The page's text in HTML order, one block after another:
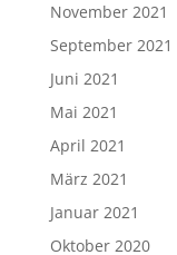
November 2021
September 2021
Juni 2021
Mai 2021
April 2021
März 2021
Januar 2021
Oktober 2020